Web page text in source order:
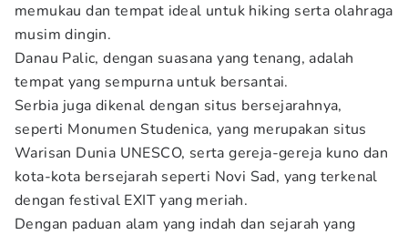
memukau dan tempat ideal untuk hiking serta olahraga
musim dingin.
Danau Palic, dengan suasana yang tenang, adalah
tempat yang sempurna untuk bersantai.
Serbia juga dikenal dengan situs bersejarahnya,
seperti Monumen Studenica, yang merupakan situs
Warisan Dunia UNESCO, serta gereja-gereja kuno dan
kota-kota bersejarah seperti Novi Sad, yang terkenal
dengan festival EXIT yang meriah.
Dengan paduan alam yang indah dan sejarah yang